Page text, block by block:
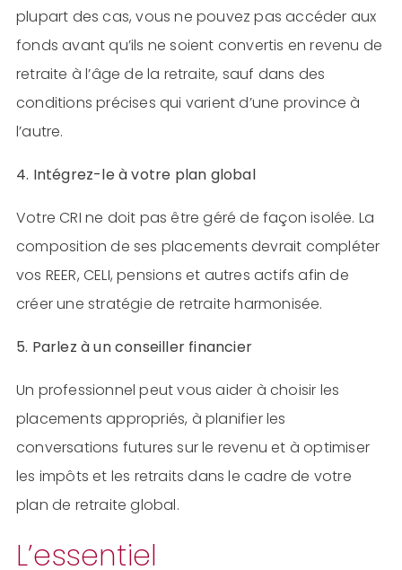
plupart des cas, vous ne pouvez pas accéder aux
fonds avant qu’ils ne soient convertis en revenu de
retraite à l’âge de la retraite, sauf dans des
conditions précises qui varient d’une province à
l’autre.
4. Intégrez-le à votre plan global
Votre CRI ne doit pas être géré de façon isolée. La
composition de ses placements devrait compléter
vos REER, CELI, pensions et autres actifs afin de
créer une stratégie de retraite harmonisée.
5. Parlez à un conseiller financier
Un professionnel peut vous aider à choisir les
placements appropriés, à planifier les
conversations futures sur le revenu et à optimiser
les impôts et les retraits dans le cadre de votre
plan de retraite global.
L’essentiel